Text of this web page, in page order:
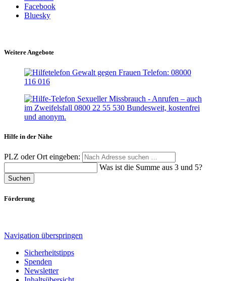
Facebook
Bluesky
Weitere Angebote
Hilfe in der Nähe
PLZ oder Ort eingeben:
Was ist die Summe aus 3 und 5?
Suchen
Förderung
Navigation überspringen
Sicherheitstipps
Spenden
Newsletter